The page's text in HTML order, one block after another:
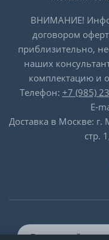
ВНИМАНИЕ!
договором
приблизительно,
наших
комплектацию и
Телефон: +7 (985)
E-
Доставка в Москве:
стр.